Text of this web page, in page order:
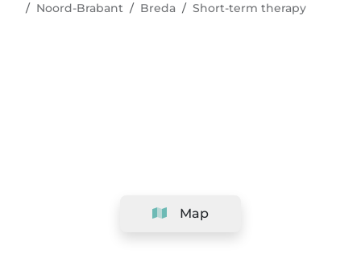
Map
Noord-Brabant
Breda Short-term therapy